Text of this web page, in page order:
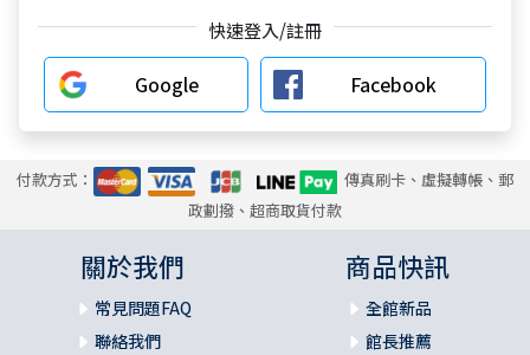
快速登入/註冊
Google Facebook
付款方式：
傳真刷卡、虛擬轉帳、郵
政劃撥、超商取貨付款
關於我們
常見問題FAQ
聯絡我們
商品快訊
全館新品
館長推薦